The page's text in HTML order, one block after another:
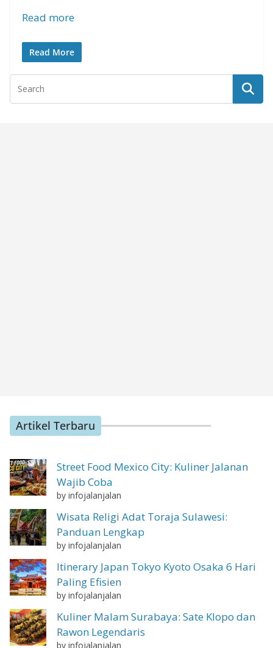
Read more
Read More
Artikel Terbaru
Street Food Mexico City: Kuliner Jalanan
Wajib Coba
by infojalanjalan
Wisata Religi Adat Toraja Sulawesi:
Panduan Lengkap
by infojalanjalan
Itinerary Japan Tokyo Kyoto Osaka 6 Hari
Paling Efisien
by infojalanjalan
Kuliner Malam Surabaya: Sate Klopo dan
Rawon Legendaris
by infojalanjalan